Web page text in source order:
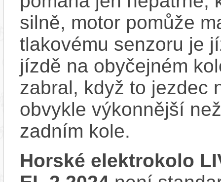
silně, motor pomůže
tlakovému senzoru je
jízdě na obyčejném
zabral, když to jezdec
obvykle výkonnější
zadním kole.
Horské elektrokolo